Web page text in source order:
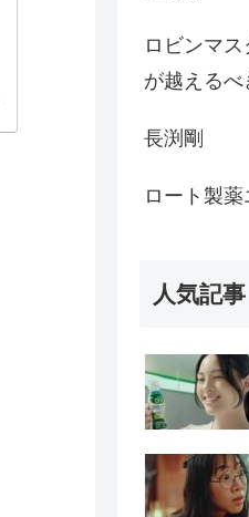
ロビンマ
が越えるべ
長渕剛
ロート製
人気記事